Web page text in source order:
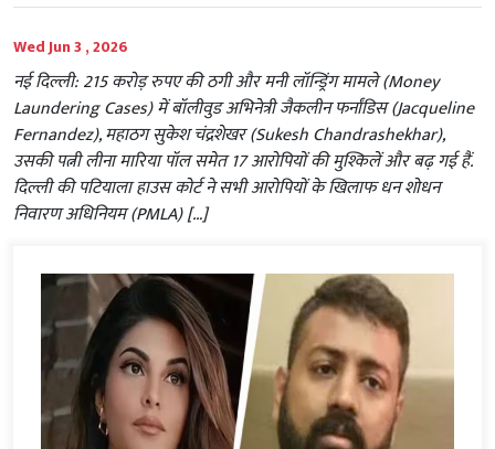
Wed Jun 3 , 2026
नई दिल्ली: 215 करोड़ रुपए की ठगी और मनी लॉन्ड्रिंग मामले (Money
Laundering Cases) में बॉलीवुड अभिनेत्री जैकलीन फर्नांडिस (Jacqueline
Fernandez), महाठग सुकेश चंद्रशेखर (Sukesh Chandrashekhar),
उसकी पत्नी लीना मारिया पॉल समेत 17 आरोपियों की मुश्किलें और बढ़ गई हैं.
दिल्ली की पटियाला हाउस कोर्ट ने सभी आरोपियों के खिलाफ धन शोधन
निवारण अधिनियम (PMLA) […]